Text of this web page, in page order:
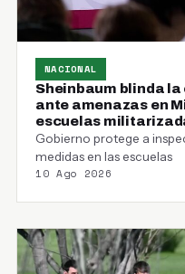
NACIONAL
Sheinbaum blinda
ante amenazas en
escuelas
Gobierno protege a
medidas en las escuelas
10 Ago 2026